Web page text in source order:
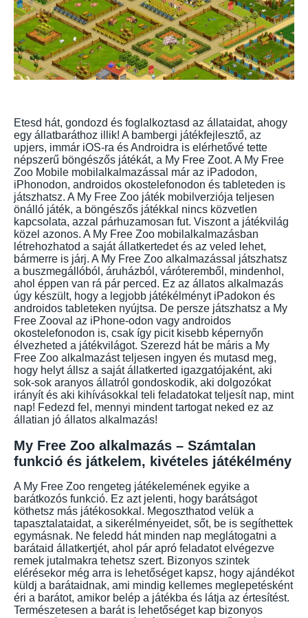
Etesd hát, gondozd és foglalkoztasd az állataidat, ahogy
egy állatbaráthoz illik! A bambergi játékfejlesztő, az
upjers, immár iOS-ra és Androidra is elérhetővé tette
népszerű böngészős játékát, a My Free Zoot. A My Free
Zoo Mobile mobilalkalmazással már az iPadodon,
iPhonodon, androidos okostelefonodon és tableteden is
játszhatsz. A My Free Zoo játék mobilverziója teljesen
önálló játék, a böngészős játékkal nincs közvetlen
kapcsolata, azzal párhuzamosan fut. Viszont a játékvilág
közel azonos. A My Free Zoo mobilalkalmazásban
létrehozhatod a saját állatkertedet és az veled lehet,
bármerre is járj. A My Free Zoo alkalmazással játszhatsz
a buszmegállóból, áruházból, váróteremből, mindenhol,
ahol éppen van rá pár perced. Ez az állatos alkalmazás
úgy készült, hogy a legjobb játékélményt iPadokon és
androidos tableteken nyújtsa. De persze játszhatsz a My
Free Zooval az iPhone-odon vagy androidos
okostelefonodon is, csak így picit kisebb képernyőn
élvezheted a játékvilágot. Szerezd hát be máris a My
Free Zoo alkalmazást teljesen ingyen és mutasd meg,
hogy helyt állsz a saját állatkerted igazgatójaként, aki
sok-sok aranyos állatról gondoskodik, aki dolgozókat
irányít és aki kihívásokkal teli feladatokat teljesít nap, mint
nap! Fedezd fel, mennyi mindent tartogat neked ez az
állatian jó állatos alkalmazás!
My Free Zoo alkalmazás – Számtalan
funkció és játkelem, kivételes játékélmény
A My Free Zoo rengeteg játékelemének egyike a
barátkozós funkció. Ez azt jelenti, hogy barátságot
köthetsz más játékosokkal. Megoszthatod velük a
tapasztalataidat, a sikerélményeidet, sőt, be is segíthettek
egymásnak. Ne feledd hát minden nap meglátogatni a
barátaid állatkertjét, ahol pár apró feladatot elvégezve
remek jutalmakra tehetsz szert. Bizonyos szintek
elérésekor még arra is lehetőséget kapsz, hogy ajándékot
küldj a barátaidnak, ami mindig kellemes meglepetésként
éri a barátot, amikor belép a játékba és látja az értesítést.
Természetesen a barát is lehetőséget kap bizonyos